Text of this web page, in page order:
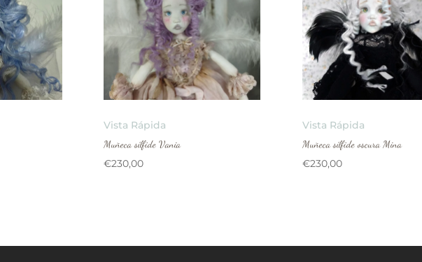
Vista Rápida
Muñeca sílfide Vania
€230,00
Vista Rápida
Muñeca sílfide oscura Mina
€230,00